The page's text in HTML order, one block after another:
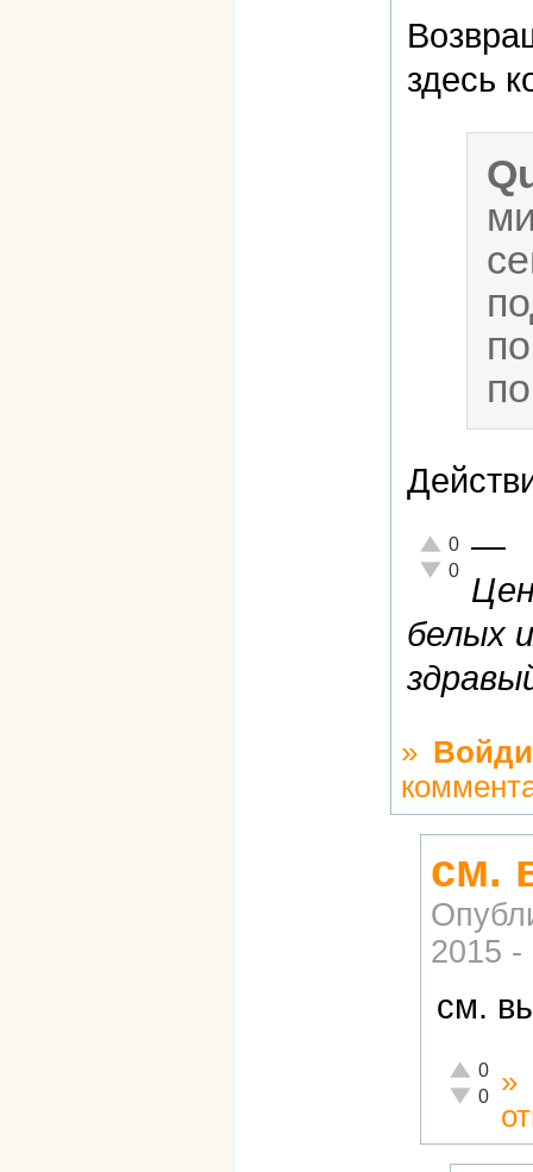
здесь
Отлично!
0
Неадекватно!
0
—
белых
»
см.
2015 -
см.
Отлично!
0
0
»